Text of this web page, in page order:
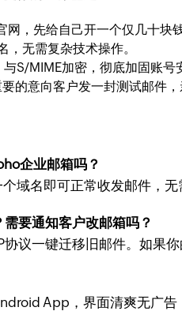
，先给自己开一个仅几十块
无需复杂技术操作。
S/MIME加密，彻底加固账号
的意向客户发一封测试邮件，
企业邮箱吗？
域名即可正常收发邮件，无
要通知客户改邮箱吗？
议一键迁移旧邮件。如果
App，界面清爽无广告